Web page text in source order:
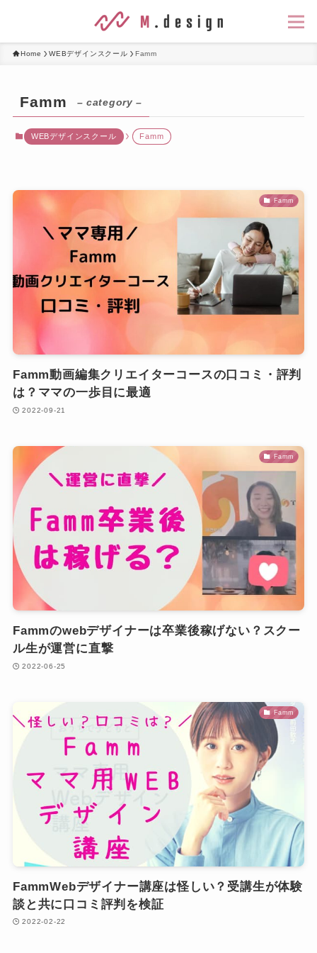
Home WEBデザインスクール Famm
Famm – category –
WEBデザインスクール Famm
Famm
Famm動画編集クリエイターコースの口コミ・評判
は？ママの一歩目に最適
2022-09-21
Famm
Fammのwebデザイナーは卒業後稼げない？スクー
ル生が運営に直撃
2022-06-25
Famm
FammWebデザイナー講座は怪しい？受講生が体験
談と共に口コミ評判を検証
2022-02-22